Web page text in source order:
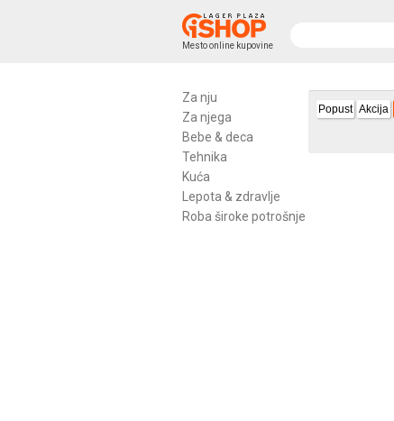
Mesto online kupovine
Za nju
Za njega
Bebe & deca
Tehnika
Kuća
Lepota & zdravlje
Roba široke potrošnje
Popust Akcija